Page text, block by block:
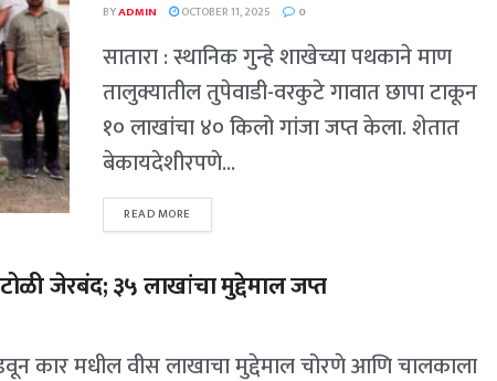
BYADMIN OCTOBER 11, 2025 0
सातारा : स्थानिक गुन्हे शाखेच्या पथकाने माण
तालुक्यातील तुपेवाडी-वरकुटे गावात छापा टाकून
१० लाखांचा ४० किलो गांजा जप्त केला. शेतात
बेकायदेशीरपणे...
READ MORE
टोळी जेरबंद; ३५ लाखांचा मुद्देमाल जप्त
कार मधील वीस लाखाचा मुद्देमाल चोरणे आणि चालकाला